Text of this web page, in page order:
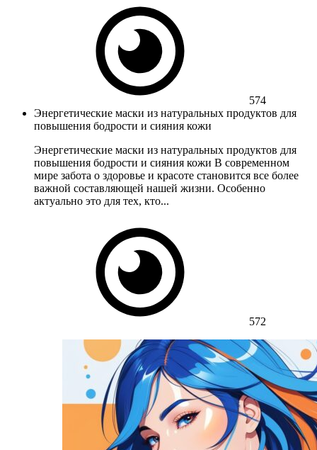
574
Энергетические маски из натуральных продуктов для
повышения бодрости и сияния кожи
Энергетические маски из натуральных продуктов для
повышения бодрости и сияния кожи В современном
мире забота о здоровье и красоте становится все более
важной составляющей нашей жизни. Особенно
актуально это для тех, кто...
572